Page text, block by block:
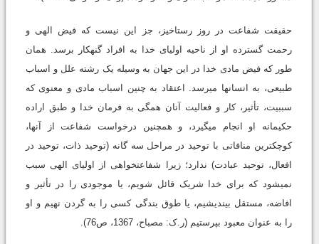
حقیقت شفاعت در روز رستاخیز، جز این نیست که فیض الهی و
رحمت گسترده او از ناحیه اولیای خدا به افراد گنهکار برسد. همان
طور که فیض مادی خدا در این جهان به وسیله یک رشته علل و اسباب
طبیعی، به انسان‏ها می‏رسد. اعتقاد به چنین اسباب مادی و معنوی که
سببیت، تأثیر، کار و فعالیت آنان همگی به فرمان خدا و طبق اراده
حکیمانه او انجام می‏گیرد، و همچنین درخواست شفاعت از آنها،
کوچک‏ترین منافاتی با توحید در مراحل سه گانه (توحید ذات، توحید در
افعال، توحید عبادت) ندارد؛ زیرا شفاعت‏خواهی از اولیای الهی سبب
نمی‏شود که برای خدا شریک قائل شویم، یا موجودی را در تأثیر و
افاضه، مستقل بیندیشیم، یا طوق بندگی کسی را به گردن نهیم و او
را به عنوان معبود بپرستیم (ر.ک: مصباح، 1367، ص76).